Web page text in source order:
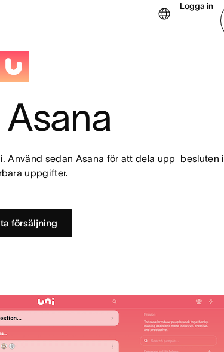
Logga in
Asana
Använd sedan Asana för att dela upp  besluten i
uppgifter.
försäljning